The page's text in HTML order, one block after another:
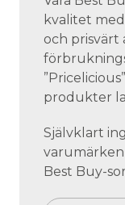
kvalitet
och prisvärt
produkter
Självklart
Best Buy-